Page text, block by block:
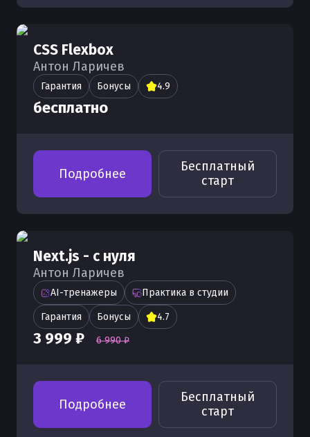
CSS Flexbox
Антон Ларичев
Гарантия Бонусы 4.9
бесплатно
Подробнее
Бесплатный
старт
Next.js - с нуля
Антон Ларичев
AI-тренажеры Практика в студии
Гарантия Бонусы 4.7
3 999 ₽ 6 990 ₽
Подробнее
Бесплатный
старт